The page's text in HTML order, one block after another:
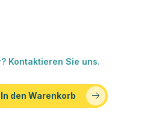
Kontaktieren Sie uns.
In den Warenkorb